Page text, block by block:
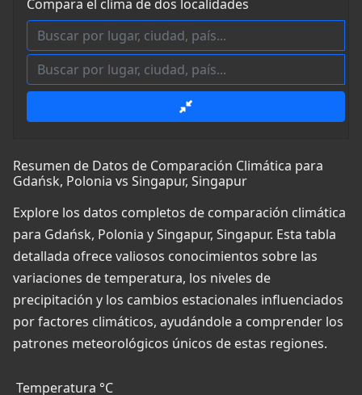
Compara el clima de dos localidades
Resumen de Datos de Comparación Climática para
Gdańsk, Polonia vs Singapur, Singapur
Explore los datos completos de comparación climática
para Gdańsk, Polonia y Singapur, Singapur. Esta tabla
detallada ofrece valiosos conocimientos sobre las
variaciones de temperatura, los niveles de
precipitación y los cambios estacionales influenciados
por factores climáticos, ayudándole a comprender los
patrones meteorológicos únicos de estas regiones.
Temperatura °C